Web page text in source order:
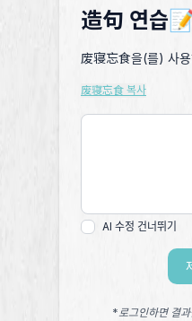
造句 연습
废寝忘食을(를) 사
废寝忘食 복사
AI 수정 건너뛰기
*로그인하면 결